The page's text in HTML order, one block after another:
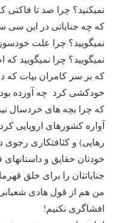
نمیکنید؟ چرا صد تا فاکتی
که چه جنایاتی در این سی
نمیگویید؟ چرا نمیگویید
خودکشی کرد چه آورده
که چرا بچه های خردسال
آواره کشورهای اروپایی
رهایی) و کثافتکاری
خودتان حقایق و
جنایاتتان را برای خلق
من هم از قول هادی
افشاگری نکنیم!